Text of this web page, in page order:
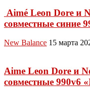
Aimé Leon Dore и
совместные синие
New Balance 15 марта
Aime Leon Dore и
совместные 990v6